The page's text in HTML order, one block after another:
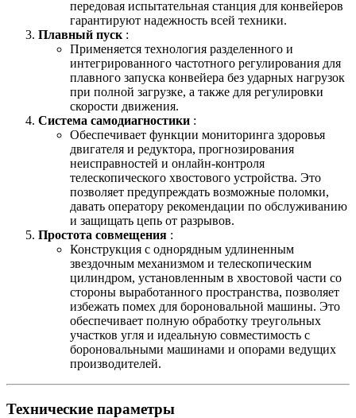
передовая испытательная станция для конвейеров
гарантируют надежность всей техники.
Плавный пуск :
Применяется технология разделенного и
интегрированного частотного регулирования для
плавного запуска конвейера без ударных нагрузок
при полной загрузке, а также для регулировки
скорости движения.
Система самодиагностики :
Обеспечивает функции мониторинга здоровья
двигателя и редуктора, прогнозирования
неисправностей и онлайн-контроля
телескопического хвостового устройства. Это
позволяет предупреждать возможные поломки,
давать оператору рекомендации по обслуживанию
и защищать цепь от разрывов.
Простота совмещения :
Конструкция с однорядным удлиненным
звездочным механизмом и телескопическим
цилиндром, установленным в хвостовой части со
стороны выработанного пространства, позволяет
избежать помех для бороновальной машины. Это
обеспечивает полную обработку треугольных
участков угля и идеальную совместимость с
бороновальными машинами и опорами ведущих
производителей.
Технические параметры